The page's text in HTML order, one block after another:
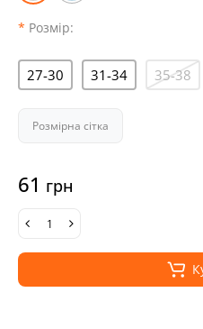
Розмір:
27-30 31-34 35-38
Розмірна сітка
61 грн